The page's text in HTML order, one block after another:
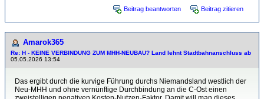
Beitrag beantworten Beitrag zitieren
Amarok365
Re: H - KEINE VERBINDUNG ZUM MHH-NEUBAU? Land lehnt Stadtbahnanschluss ab
05.05.2026 13:54
Das ergibt durch die kurvige Führung durchs Niemandsland westlich der
Neu-MHH und ohne vernünftige Durchbindung an die C-Ost einen